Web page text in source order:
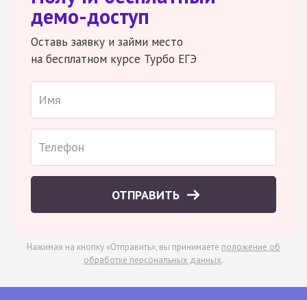
демо-доступ
Оставь заявку и займи место
на бесплатном курсе Турбо ЕГЭ
ОТПРАВИТЬ
Нажимая на кнопку «Отправить», вы принимаете положение об
обработке персональных данных.